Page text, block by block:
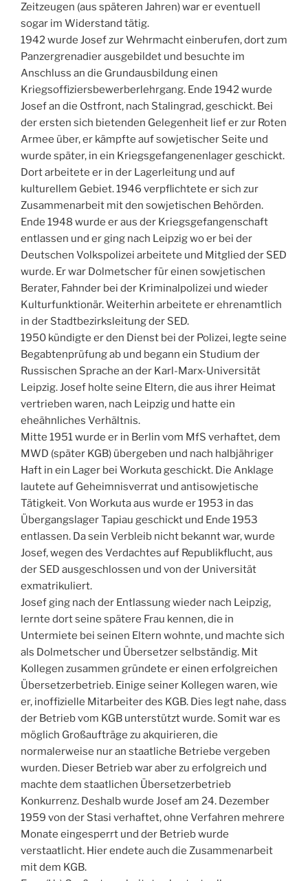
Zeitzeugen (aus späteren Jahren) war er eventuell
sogar im Widerstand tätig.
1942 wurde Josef zur Wehrmacht einberufen, dort zum
Panzergrenadier ausgebildet und besuchte im
Anschluss an die Grundausbildung einen
Kriegsoffiziersbewerberlehrgang. Ende 1942 wurde
Josef an die Ostfront, nach Stalingrad, geschickt. Bei
der ersten sich bietenden Gelegenheit lief er zur Roten
Armee über, er kämpfte auf sowjetischer Seite und
wurde später, in ein Kriegsgefangenenlager geschickt.
Dort arbeitete er in der Lagerleitung und auf
kulturellem Gebiet. 1946 verpflichtete er sich zur
Zusammenarbeit mit den sowjetischen Behörden.
Ende 1948 wurde er aus der Kriegsgefangenschaft
entlassen und er ging nach Leipzig wo er bei der
Deutschen Volkspolizei arbeitete und Mitglied der SED
wurde. Er war Dolmetscher für einen sowjetischen
Berater, Fahnder bei der Kriminalpolizei und wieder
Kulturfunktionär. Weiterhin arbeitete er ehrenamtlich
in der Stadtbezirksleitung der SED.
1950 kündigte er den Dienst bei der Polizei, legte seine
Begabtenprüfung ab und begann ein Studium der
Russischen Sprache an der Karl-Marx-Universität
Leipzig. Josef holte seine Eltern, die aus ihrer Heimat
vertrieben waren, nach Leipzig und hatte ein
eheähnliches Verhältnis.
Mitte 1951 wurde er in Berlin vom MfS verhaftet, dem
MWD (später KGB) übergeben und nach halbjähriger
Haft in ein Lager bei Workuta geschickt. Die Anklage
lautete auf Geheimnisverrat und antisowjetische
Tätigkeit. Von Workuta aus wurde er 1953 in das
Übergangslager Tapiau geschickt und Ende 1953
entlassen. Da sein Verbleib nicht bekannt war, wurde
Josef, wegen des Verdachtes auf Republikflucht, aus
der SED ausgeschlossen und von der Universität
exmatrikuliert.
Josef ging nach der Entlassung wieder nach Leipzig,
lernte dort seine spätere Frau kennen, die in
Untermiete bei seinen Eltern wohnte, und machte sich
als Dolmetscher und Übersetzer selbständig. Mit
Kollegen zusammen gründete er einen erfolgreichen
Übersetzerbetrieb. Einige seiner Kollegen waren, wie
er, inoffizielle Mitarbeiter des KGB. Dies legt nahe, dass
der Betrieb vom KGB unterstützt wurde. Somit war es
möglich Großaufträge zu akquirieren, die
normalerweise nur an staatliche Betriebe vergeben
wurden. Dieser Betrieb war aber zu erfolgreich und
machte dem staatlichen Übersetzerbetrieb
Konkurrenz. Deshalb wurde Josef am 24. Dezember
1959 von der Stasi verhaftet, ohne Verfahren mehrere
Monate eingesperrt und der Betrieb wurde
verstaatlicht. Hier endete auch die Zusammenarbeit
mit dem KGB.